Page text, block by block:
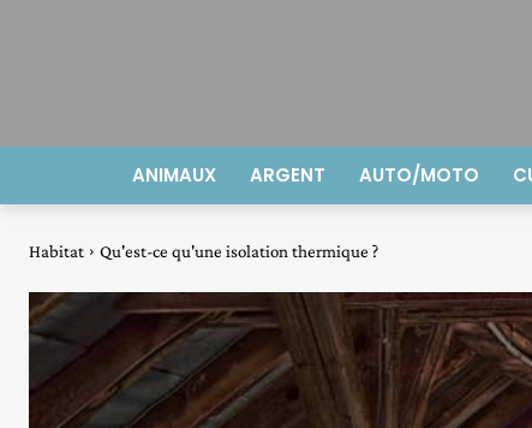
ANIMAUX ARGENT AUTO/MOTO
Habitat Qu'est-ce qu'une isolation thermique ?